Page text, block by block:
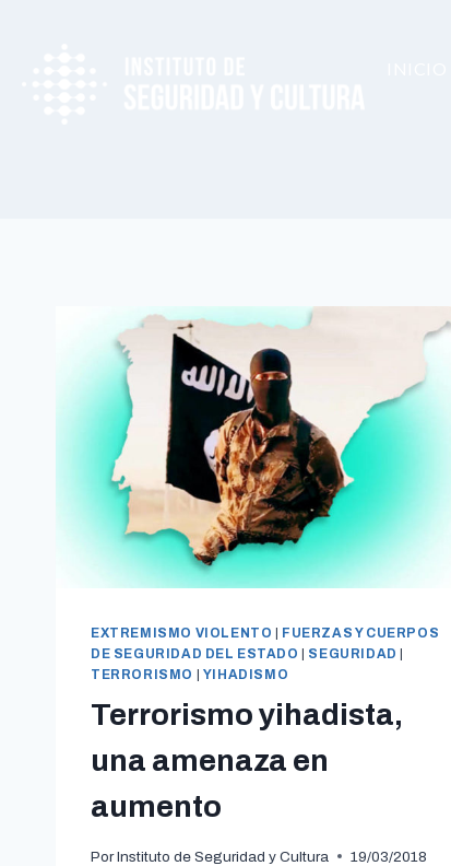
EXTREMISMO VIOLENTO
FUERZAS Y CUERPOS
DE SEGURIDAD DEL ESTADO
SEGURIDAD
TERRORISMO
YIHADISMO
Terrorismo yihadista,
una amenaza en
aumento
Por Instituto de Seguridad y Cultura 19/03/2018